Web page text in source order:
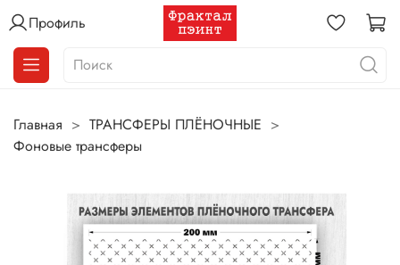
Профиль
Главная
ТРАНСФЕРЫ ПЛЁНОЧНЫЕ
Фоновые трансферы